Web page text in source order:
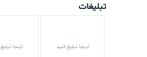
تبلیغات
اینجا تبلیغ کنید اینجا